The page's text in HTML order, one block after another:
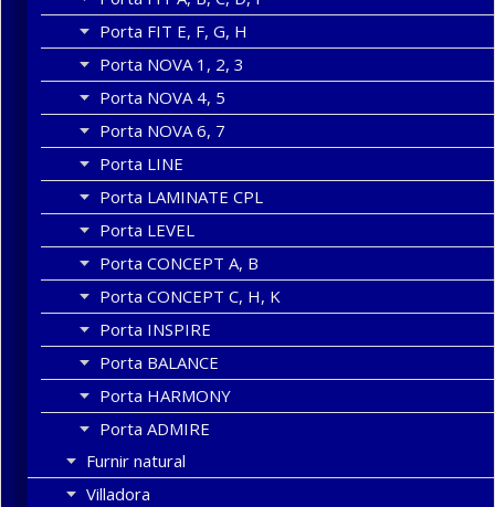
Porta FIT E, F, G, H
Porta NOVA 1, 2, 3
Porta NOVA 4, 5
Porta NOVA 6, 7
Porta LINE
Porta LAMINATE CPL
Porta LEVEL
Porta CONCEPT A, B
Porta CONCEPT C, H, K
Porta INSPIRE
Porta BALANCE
Porta HARMONY
Porta ADMIRE
Furnir natural
Villadora